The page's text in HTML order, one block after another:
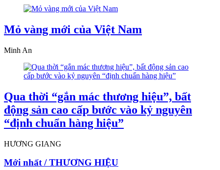
Mỏ vàng mới của Việt Nam
Minh An
Qua thời “gắn mác thương hiệu”, bất
động sản cao cấp bước vào kỷ nguyên
“định chuẩn hàng hiệu”
HƯƠNG GIANG
Mới nhất / THƯƠNG HIỆU